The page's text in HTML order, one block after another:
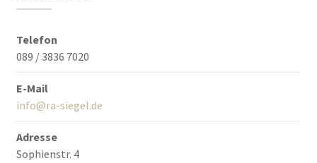
Telefon
089 / 3836 7020
E-Mail
info@ra-siegel.de
Adresse
Sophienstr. 4